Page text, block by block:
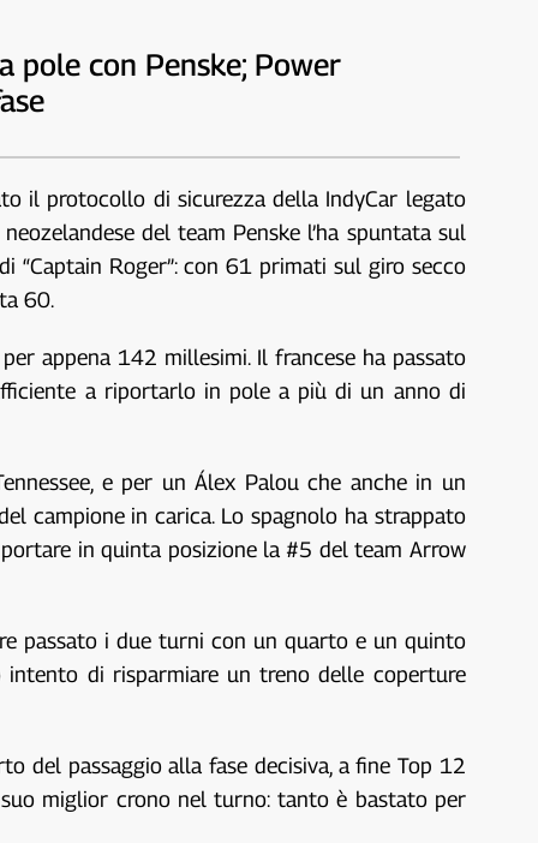
pole con Penske; Power
il protocollo di sicurezza della IndyCar legato
del team Penske l’ha spuntata sul
Roger”: con 61 primati sul giro secco
60.
appena 142 millesimi. Il francese ha passato
a riportarlo in pole a più di un anno di
e per un Álex Palou che anche in un
campione in carica. Lo spagnolo ha strappato
in quinta posizione la #5 del team Arrow
passato i due turni con un quarto e un quinto
di risparmiare un treno delle coperture
del passaggio alla fase decisiva, a fine Top 12
miglior crono nel turno: tanto è bastato per